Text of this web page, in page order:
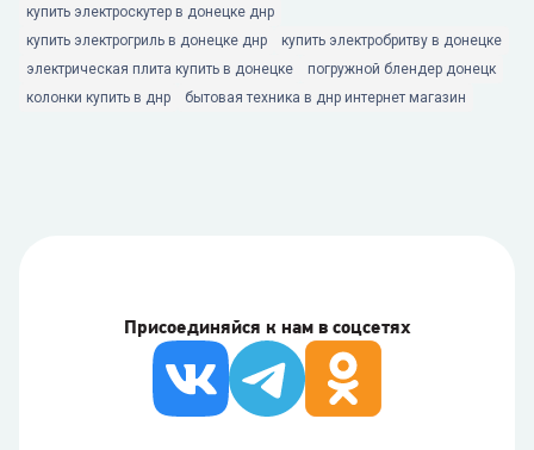
купить электроскутер в донецке днр
купить электрогриль в донецке днр
купить электробритву в донецке
электрическая плита купить в донецке
погружной блендер донецк
колонки купить в днр
бытовая техника в днр интернет магазин
Присоединяйся к нам в соцсетях